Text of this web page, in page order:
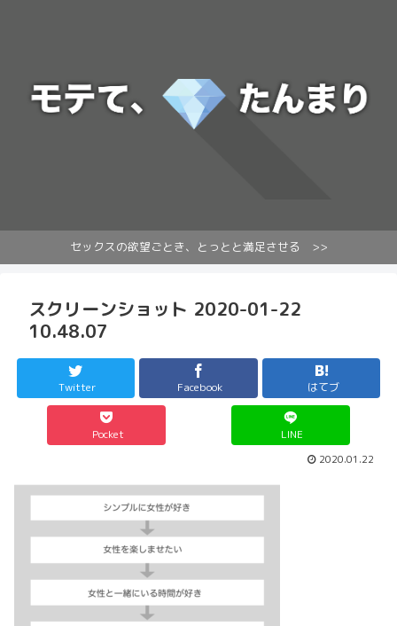
セックスの欲望ごとき、とっとと満足させる >>
スクリーンショット 2020-01-22
10.48.07
Twitter Facebook はてブ
Pocket LINE
2020.01.22